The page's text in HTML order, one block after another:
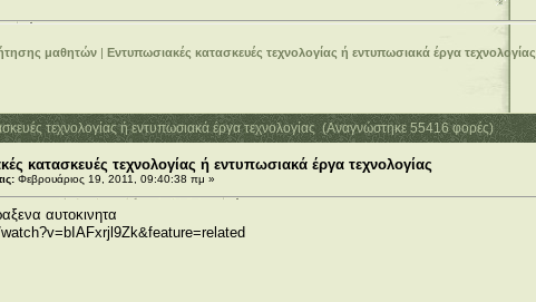
μαθητών |Εντυπωσιακές κατασκευές τεχνολογίας ή εντυπωσιακά έργα τεχνολογίας
τεχνολογίας ή εντυπωσιακά έργα τεχνολογίας (Αναγνώστηκε 55416 φορές)
κατασκευές τεχνολογίας ή εντυπωσιακά έργα τεχνολογίας
Φεβρουάριος 19, 2011, 09:40:38 πμ »
αυτοκινητα